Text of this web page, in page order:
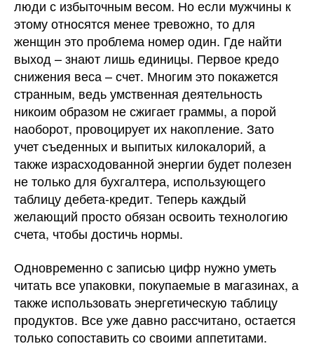
люди с избыточным весом. Но если мужчины к
этому относятся менее тревожно, то для
женщин это проблема номер один. Где найти
выход – знают лишь единицы. Первое кредо
снижения веса – счет. Многим это покажется
странным, ведь умственная деятельность
никоим образом не сжигает граммы, а порой
наоборот, провоцирует их накопление. Зато
учет съеденных и выпитых килокалорий, а
также израсходованной энергии будет полезен
не только для бухгалтера, использующего
таблицу дебета-кредит. Теперь каждый
желающий просто обязан освоить технологию
счета, чтобы достичь нормы.
Одновременно с записью цифр нужно уметь
читать все упаковки, покупаемые в магазинах, а
также использовать энергетическую таблицу
продуктов. Все уже давно рассчитано, остается
только сопоставить со своими аппетитами.